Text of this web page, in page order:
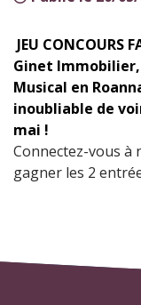
JEU CONCOURS
Ginet
Musical en
inoubliable de
mai !
Connectez-vous à
gagner les 2